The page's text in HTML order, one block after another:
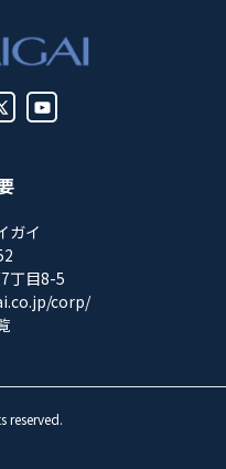
ガイ
丁目8-5
corp/
reserved.